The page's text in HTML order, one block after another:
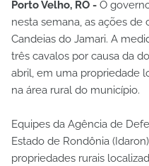
Porto Velho, RO - O
nesta semana, as ações
Candeias do Jamari. A
três cavalos por causa da
abril, em uma propriedade
na área rural do município.
Equipes da Agência de
Estado de Rondônia
propriedades rurais